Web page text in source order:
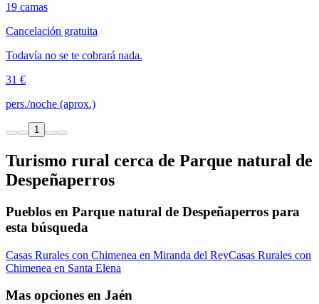
19 camas
Cancelación gratuita
Todavía no se te cobrará nada.
31 €
pers./noche (aprox.)
1
Turismo rural cerca de Parque natural de
Despeñaperros
Pueblos en Parque natural de Despeñaperros para
esta búsqueda
Casas Rurales con Chimenea en Miranda del ReyCasas Rurales con
Chimenea en Santa Elena
Mas opciones en Jaén